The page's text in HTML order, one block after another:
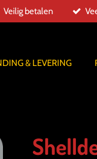
Veilig betalen
& LEVERING